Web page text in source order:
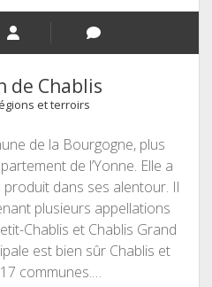
de Chablis
et terroirs
de la Bourgogne, plus
de l’Yonne. Elle a
dans ses alentour. Il
plusieurs appellations
Chablis et Chablis Grand
est bien sûr Chablis et
communes.…